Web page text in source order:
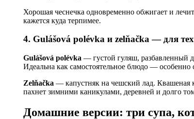
Хорошая чеснечка одновременно обжигает и
кажется куда терпимее.
4. Gulášová polévka и zelňačka — для
Gulášová polévka — густой гуляш, разбавленный
Идеальна как самостоятельное блюдо — особенно
Zelňačka — капустняк на чешский лад. Квашеная
пахнет зимними каникулами, деревней и долго
Домашние версии: три супа,